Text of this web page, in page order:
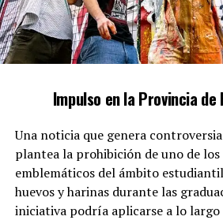
El enfoque de la charla se centrará
abarca un amplio espectro de
emergido como un referente en
especialmente en el ámbito digital,
autistas en la sociedad y la falta
Impulso en la Provincia de
Una noticia que genera
plantea la prohibición de uno de los
emblemáticos del ámbito
huevos y harinas durante las
iniciativa podría aplicarse a lo